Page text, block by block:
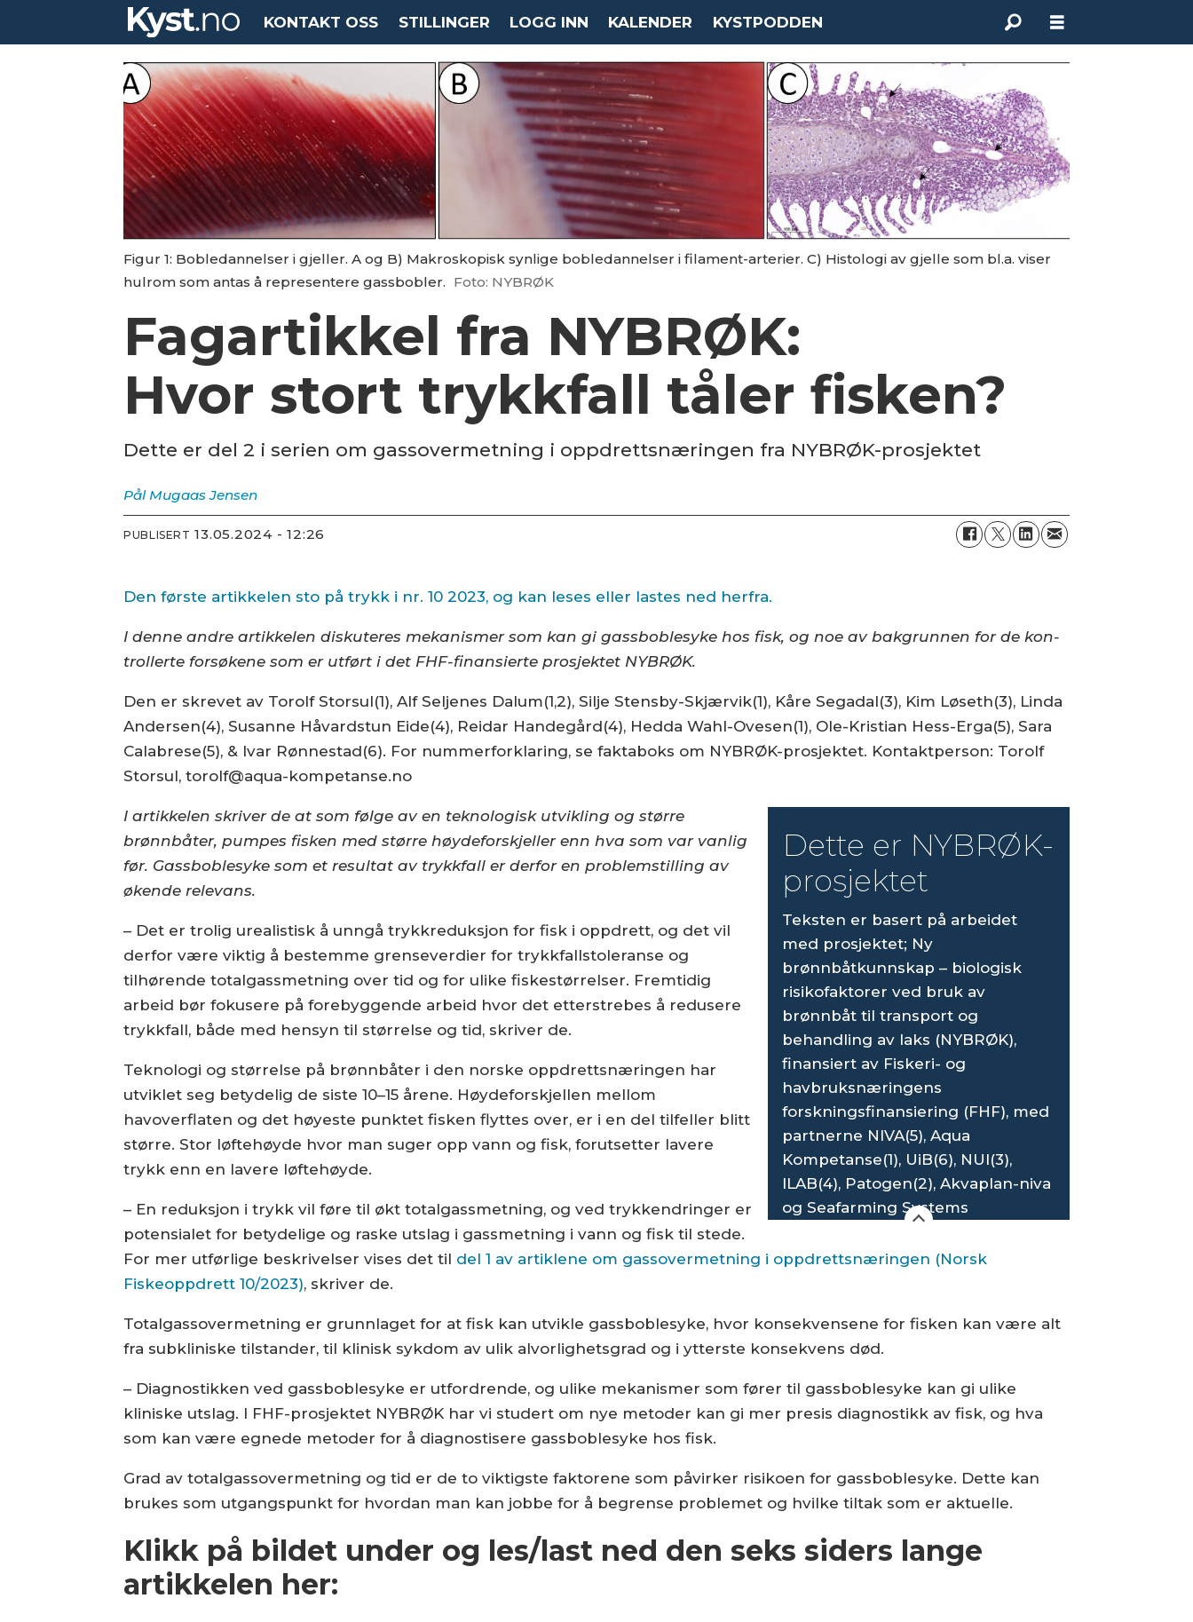
KONTAKT OSS STILLINGER LOGG INN KALENDER KYSTPODDEN
Figur 1: Bobledannelser i gjeller. A og B) Makroskopisk synlige bobledannelser i filament-arterier. C) Histologi av gjelle som bl.a. viser
hulrom som antas å representere gassbobler. Foto: NYBRØK
Fagartikkel fra NYBRØK:
Hvor stort trykkfall tåler fisken?
Dette er del 2 i serien om gassovermetning i oppdrettsnæringen fra NYBRØK-prosjektet
Pål Mugaas Jensen
PUBLISERT 13.05.2024 - 12:26
Den første artikkelen sto på trykk i nr. 10 2023, og kan leses eller lastes ned herfra.
I denne andre artikkelen diskuteres meka­nismer som kan gi gassboblesyke hos fisk, og noe av bakgrunnen for de kon­
trollerte forsøkene som er utført i det FHF-finansierte prosjektet NYBRØK.
Den er skrevet av Torolf Storsul(1), Alf Seljenes Dalum(1,2), Silje Stensby-Skjærvik(1), Kåre Segadal(3), Kim Løseth(3), Linda
Andersen(4), Susanne Håvardstun Eide(4), Reidar Handegård(4), Hedda Wahl-Ovesen(1), Ole-Kristian Hess-Erga(5), Sara
Calabrese(5), & Ivar Rønnestad(6). For nummerforklaring, se faktaboks om NYBRØK-prosjektet. Kontaktperson: Torolf
Storsul, torolf@aqua-kompetanse.no
Dette er NYBRØK-
prosjektet
Teksten er basert på arbeidet
med prosjektet; Ny
brønnbåtkunnskap – biologisk
risikofaktorer ved bruk av
brønnbåt til transport og
behandling av laks (NYBRØK),
finansiert av Fiskeri- og
havbruksnæringens
forskningsfinansiering (FHF), med
partnerne NIVA(5), Aqua
Kompetanse(1), UiB(6), NUI(3),
ILAB(4), Patogen(2), Akvaplan-niva
og Seafarming Systems
I artikkelen skriver de at som følge av en teknologisk utvikling og større
brønnbåter, pumpes fisken med større høydeforskjeller enn hva som var vanlig
før. Gassboblesyke som et resultat av trykkfall er derfor en problemstilling av
økende relevans.
– Det er trolig urealistisk å unngå trykk­reduksjon for fisk i oppdrett, og det vil
derfor være viktig å bestemme grense­verdier for trykkfallstoleranse og
tilhørende totalgassmetning over tid og for ulike fiskestørrelser. Fremtidig
arbeid bør fokusere på forebyggende arbeid hvor det etterstrebes å redusere
trykkfall, både med hensyn til størrelse og tid, skriver de.
Teknologi og størrelse på brønnbåter i den norske oppdrettsnæringen har
utviklet seg betydelig de siste 10–15 årene. Høyde­forskjellen mellom
havoverflaten og det høyeste punktet fisken flyttes over, er i en del tilfeller blitt
større. Stor løfte­høyde hvor man suger opp vann og fisk, forutsetter lavere
trykk enn en lavere løftehøyde.
– En reduksjon i trykk vil føre til økt totalgass­metning, og ved trykkendringer er
poten­sialet for betydelige og raske utslag i gass­metning i vann og fisk til stede.
For mer utførlige beskrivelser vises det til del 1 av artiklene om gassovermetning i opp­dretts­næringen (Norsk
Fiskeoppdrett 10/2023), skriver de.
Totalgassovermetning er grunnlaget for at fisk kan utvikle gassboblesyke, hvor konsekvensene for fisken kan være alt
fra subkliniske tilstander, til klinisk sykdom av ulik alvorlighetsgrad og i ytterste konsekvens død.
– Diagnostikken ved gassboblesyke er utfordrende, og ulike mekanismer som fører til gassboblesyke kan gi ulike
kliniske utslag. I FHF-prosjektet NYBRØK har vi studert om nye metoder kan gi mer presis diagnostikk av fisk, og hva
som kan være egnede metoder for å diagnostisere gassboblesyke hos fisk.
Grad av totalgassovermetning og tid er de to viktigste faktorene som påvirker risikoen for gassboblesyke. Dette kan
brukes som utgangspunkt for hvordan man kan jobbe for å begrense problemet og hvilke tiltak som er aktuelle.
Klikk på bildet under og les/last ned den seks siders lange
artikkelen her: